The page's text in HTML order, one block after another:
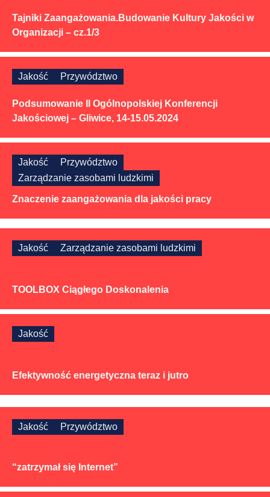
Tajniki Zaangażowania.Budowanie Kultury Jakości w
Organizacji – cz.1/3
Jakość Przywództwo
Podsumowanie II Ogólnopolskiej Konferencji
Jakościowej – Gliwice, 14-15.05.2024
Jakość
Przywództwo
Zarządzanie zasobami ludzkimi
Znaczenie zaangażowania dla jakości pracy
Jakość Zarządzanie zasobami ludzkimi
TOOLBOX Ciągłego Doskonalenia
Jakość
Efektywność energetyczna teraz i jutro
Jakość Przywództwo
“zatrzymał się Internet”